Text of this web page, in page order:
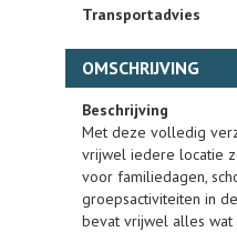
Transportadvies
OMSCHRIJVING
Beschrijving
Met deze volledig
vrijwel iedere locatie
voor familiedagen,
groepsactiviteiten in
bevat vrijwel alles